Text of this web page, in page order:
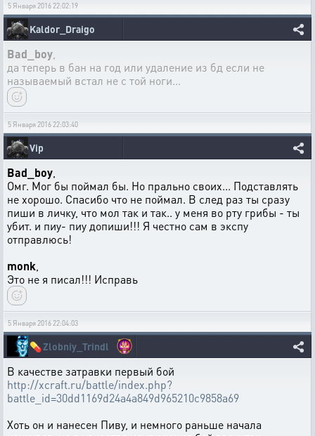
5 Января 2016 22:02:19
Kaldor_Draigo
Bad_boy
да теперь в бан на год или удаление из бд если не
называемый встал не с той ноги...
5 Января 2016 22:03:40
Vip
Bad_boy
Омг. Мог бы поймал бы. Но прально своих... Подставлять
не хорошо. Спасибо что не поймал. В след раз ты сразу
пиши в личку, что мол так и так.. у меня во рту грибы - ты
убит. и пиу- пиу допиши!!! Я честно сам в экспу
отправлюсь!
monk
Это не я писал!!! Исправь
5 Января 2016 22:04:03
💊Zlobniy_Trindl
В качестве затравки первый бой
http://xcraft.ru/battle/index.php?
battle_id=30dd1169d24a4a849d965210c9858a69
Хоть он и нанесен Пиву, и немного раньше начала